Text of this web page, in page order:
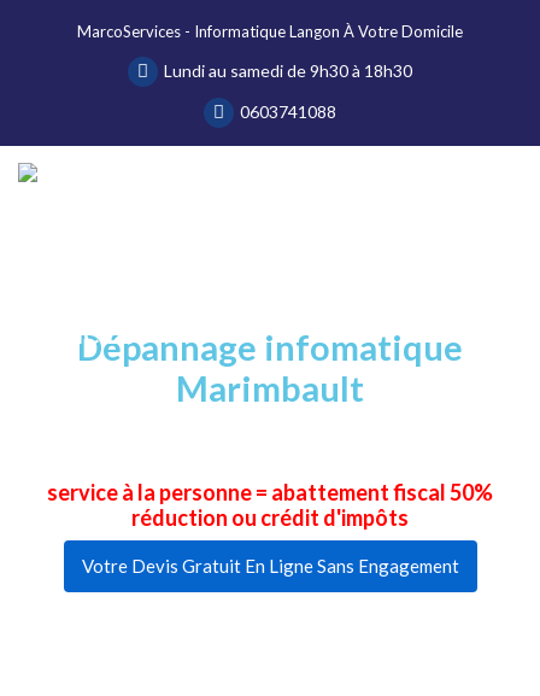
MarcoServices - Informatique Langon À Votre Domicile
Lundi au samedi de 9h30 à 18h30
0603741088
Dépannage infomatique
Marimbault
service à la personne = abattement fiscal 50%
réduction ou crédit d'impôts
Votre Devis Gratuit En Ligne Sans Engagement